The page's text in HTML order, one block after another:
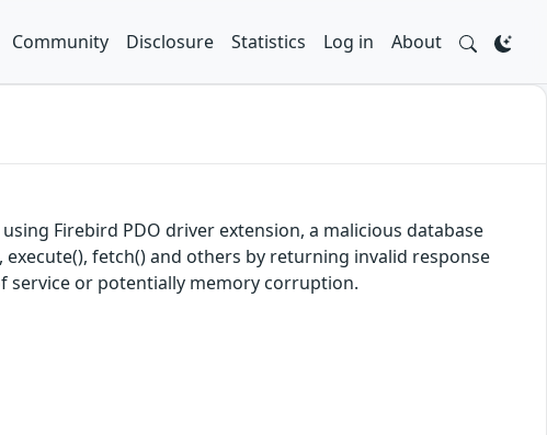
Community Disclosure Statistics Log in About
Firebird PDO driver extension, a malicious database
fetch() and others by returning invalid response
service or potentially memory corruption.